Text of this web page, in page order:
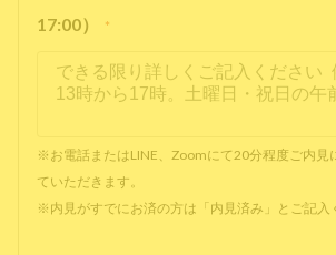
17:00）
*
※お電話またはLINE、Zoomにて20分程度ご内見
ていただきます。
※内見がすでにお済の方は「内見済み」とご記入